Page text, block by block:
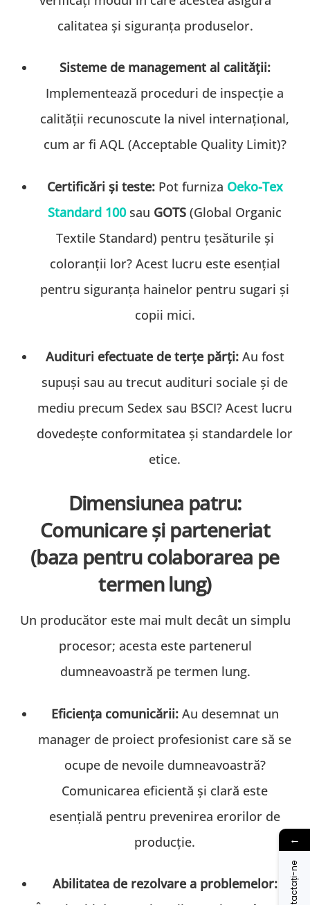
calitatea și siguranța produselor.
Sisteme de management al calității:
Implementează proceduri de inspecție a
calității recunoscute la nivel internațional,
cum ar fi AQL (Acceptable Quality Limit)?
Certificări și teste:Pot furniza Oeko-Tex
Standard 100sau GOTS (Global Organic
Textile Standard) pentru țesăturile și
coloranții lor? Acest lucru este esențial
pentru siguranța hainelor pentru sugari și
copii mici.
Audituri efectuate de terțe părți:Au fost
supuși sau au trecut audituri sociale și de
mediu precum Sedex sau BSCI? Acest lucru
dovedește conformitatea și standardele lor
etice.
Dimensiunea patru:
Comunicare și parteneriat
(baza pentru colaborarea pe
termen lung)
Un producător este mai mult decât un simplu
procesor; acesta este partenerul
dumneavoastră pe termen lung.
Eficiența comunicării:Au desemnat un
manager de proiect profesionist care să se
ocupe de nevoile dumneavoastră?
Comunicarea eficientă și clară este
esențială pentru prevenirea erorilor de
producție.
Abilitatea de rezolvare a problemelor:
←
Contactați-ne